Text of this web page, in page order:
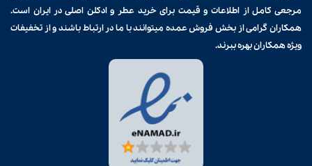
مرجعی کامل از اطلاعات و قیمت برایخرید عطر و ادکلن اصلی در ایران است.
همکاران گرامی از بخش فروش عمده میتوانند با ما در ارتباط باشند و از تخفیفات
ویژه همکاران بهره ببرند.